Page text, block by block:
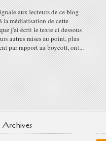
aux lecteurs de ce blog
la médiatisation de cette
j'ai écrit le texte ci dessous
autres mises au point, plus
par rapport au boycott, ont...
Archives